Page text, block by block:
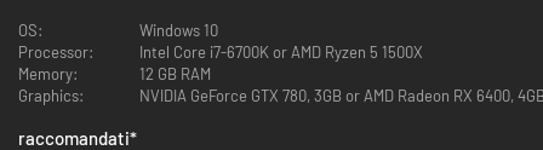
Una simulazione di addestramento realistica
Le reclute come te sono la linfa vitale della Federazione. Ci aspettiamo il
meglio, e diamo il meglio! Il nostro dipartimento Giochi e Teoria ha
lavorato sodo per sviluppare un esauriente corso di addestramento. I
OS:
Windows 10
Processor:
Intel Core i7-6700K or AMD Ryzen 5 1500X
Memory:
12 GB RAM
Graphics:
NVIDIA GeForce GTX 780, 3GB or AMD Radeon RX 6400,
raccomandati*